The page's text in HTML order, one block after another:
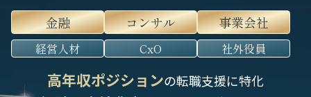
金融
コンサル 事業会社
経営人材 CxO 社外役員
高年収ポジションの転職支援に特化